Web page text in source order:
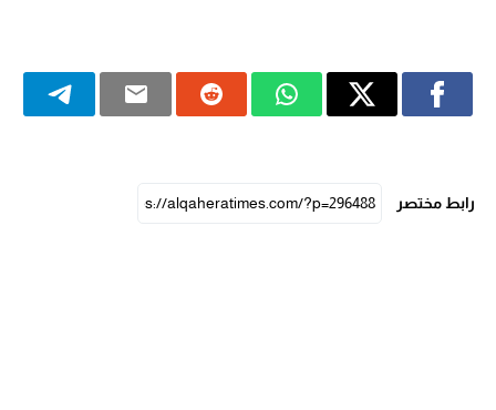
رابط مختصر